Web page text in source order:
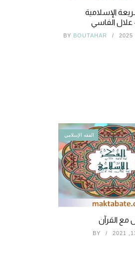
الإسلامية
علال الفاسي
BY BOUTAHAR
الفقه الإسلامي
مع القرآن
BY